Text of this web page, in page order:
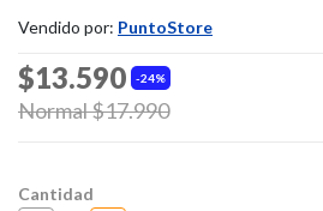
Vendido por: PuntoStore
24%
$13.590
Price reduced from
Normal $17.990to
Cantidad